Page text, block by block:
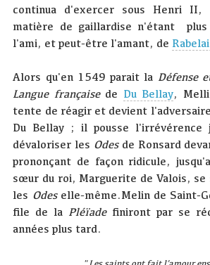
continua d'exercer sous Henri II,
matière de gaillardise n'étant
l'ami, et peut-être l'amant, de
Alors qu'en 1549 parait la Défense
Langue françaisede Du Bellay,
tente de réagir et devient
Du Bellay ; il pousse l'irrévérence
dévaloriser les Odesde Ronsard
prononçant de façon ridicule,
sœur du roi, Marguerite de Valois,
les Odeselle-même.Melin de Saint-
file de la Pléïadefiniront par se
années plus tard.